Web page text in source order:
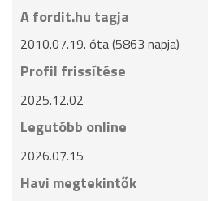
A fordit.hu tagja
2010.07.19. óta (5863 napja)
Profil frissítése
2025.12.02
Legutóbb online
2026.07.15
Havi megtekintők